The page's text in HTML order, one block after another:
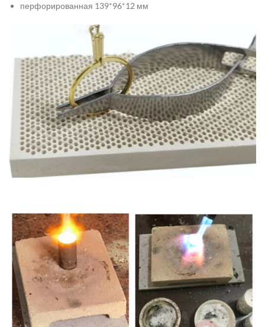
перфорированная 139*96*12 мм